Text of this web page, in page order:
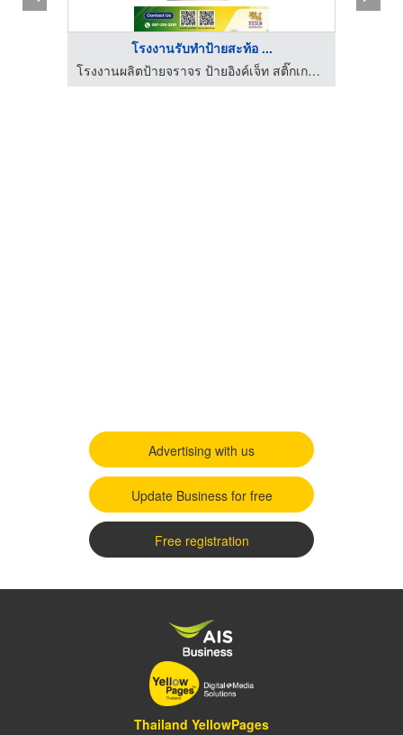
โรงงานรับทำป้ายสะท้อ ...
โรงงานผลิตป้ายจราจร ป้ายอิงค์เจ็ท สติ๊กเกอร์สะท้อนแสง - Zeus
Advertising with us
Update Business for free
Free registration
Thailand YellowPages